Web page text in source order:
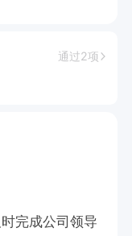
通过2项
完成公司领导